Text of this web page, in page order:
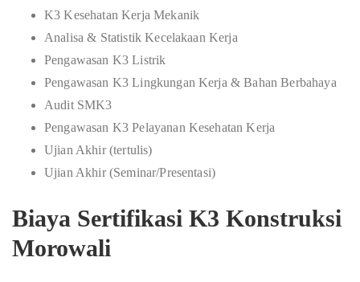
K3 Kesehatan Kerja Mekanik
Analisa & Statistik Kecelakaan Kerja
Pengawasan K3 Listrik
Pengawasan K3 Lingkungan Kerja & Bahan Berbahaya
Audit SMK3
Pengawasan K3 Pelayanan Kesehatan Kerja
Ujian Akhir (tertulis)
Ujian Akhir (Seminar/Presentasi)
Biaya Sertifikasi K3 Konstruksi
Morowali